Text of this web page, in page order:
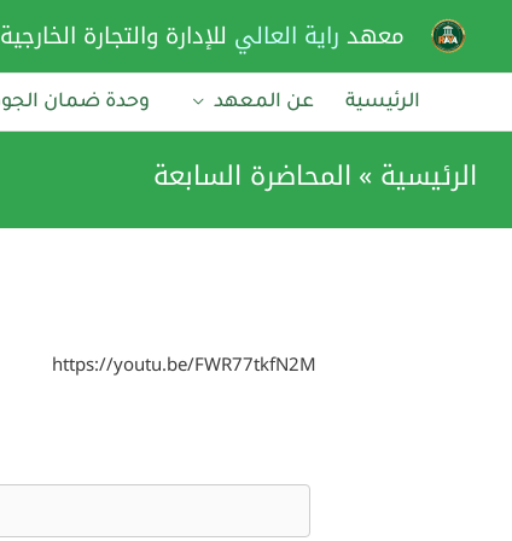
المحتوى
معهد راية العالي للإدارة والتجارة الخارجية
الرئيسية عن المعهد وحدة ضمان
الرئيسية المحاضرة السابعة
https://youtu.be/FWR77tkfN2M